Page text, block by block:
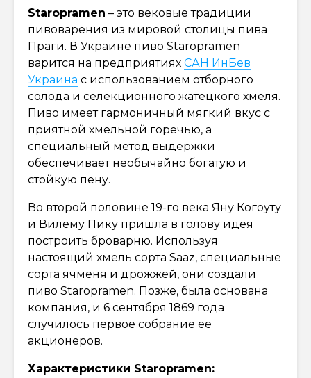
Staropramen – это вековые традиции
пивоварения из мировой столицы пива
Праги. В Украине пиво Staropramen
варится на предприятиях САН ИнБев
Украина с использованием отборного
солода и селекционного жатецкого хмеля.
Пиво имеет гармоничный мягкий вкус с
приятной хмельной горечью, а
специальный метод выдержки
обеспечивает необычайно богатую и
стойкую пену.
Во второй половине 19-го века Яну Когоуту
и Вилему Пику пришла в голову идея
построить броварню. Используя
настоящий хмель сорта Saaz, специальные
сорта ячменя и дрожжей, они создали
пиво Staropramen. Позже, была основана
компания, и 6 сентября 1869 года
случилось первое собрание её
акционеров.
Характеристики Staropramen: